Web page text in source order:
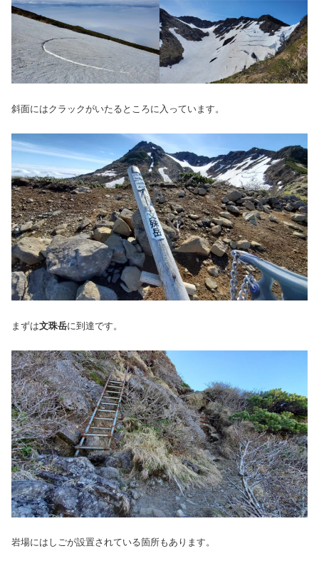
斜面にはクラックがいたるところに入っています。
まずは文珠岳に到達です。
岩場にはしごが設置されている箇所もあります。